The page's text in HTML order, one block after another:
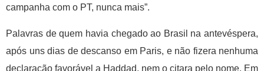
campanha com o PT, nunca mais”.
Palavras de quem havia chegado ao Brasil na antevéspera,
após uns dias de descanso em Paris, e não fizera nenhuma
declaração favorável a Haddad, nem o citara pelo nome. Em